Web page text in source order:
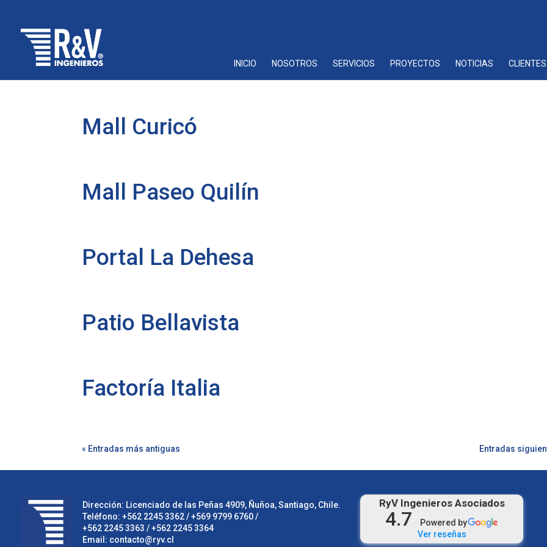
INICIO NOSOTROS SERVICIOS PROYECTOS NOTICIAS CLIENTES
Mall Curicó
Mall Paseo Quilín
Portal La Dehesa
Patio Bellavista
Factoría Italia
« Entradas más antiguas Entradas
Dirección: Licenciado de las Peñas 4909, Ñuñoa, Santiago, Chile.
Teléfono: +562 2245 3362/ +569 9799 6760 /
+562 2245 3363 /+562 2245 3364
Email: contacto@ryv.cl
RyV Ingenieros Asociados
4.7
Powered by
Ver reseñas